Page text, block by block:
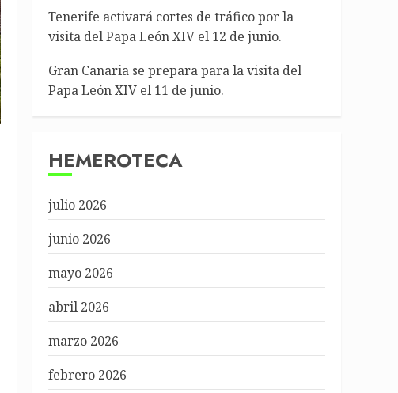
Tenerife activará cortes de tráfico por la
visita del Papa León XIV el 12 de junio.
Gran Canaria se prepara para la visita del
Papa León XIV el 11 de junio.
HEMEROTECA
julio 2026
junio 2026
mayo 2026
abril 2026
marzo 2026
febrero 2026